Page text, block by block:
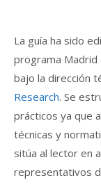
La guía ha sido
programa Madrid
bajo la dirección
Research. Se
prácticos ya que
técnicas y
sitúa al lector en
representativos